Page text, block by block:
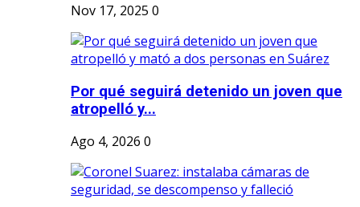
Nov 17, 2025 0
Por qué seguirá detenido un joven que
atropelló y...
Ago 4, 2026 0